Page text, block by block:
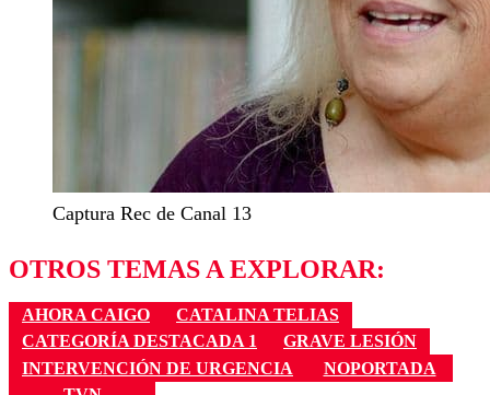
Captura Rec de Canal 13
OTROS TEMAS A EXPLORAR:
AHORA CAIGO
CATALINA TELIAS
CATEGORÍA DESTACADA 1
GRAVE LESIÓN
INTERVENCIÓN DE URGENCIA
NOPORTADA